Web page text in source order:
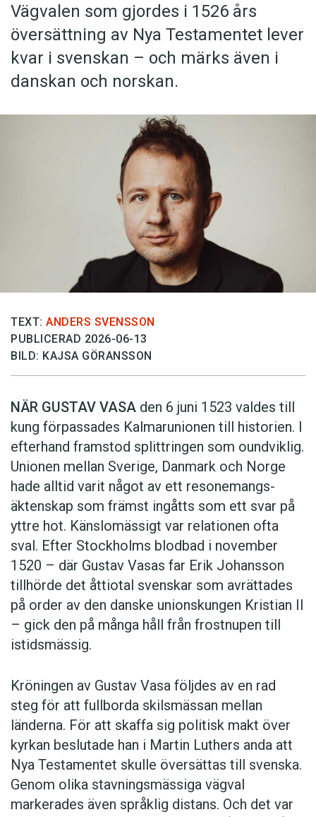
Vägvalen som gjordes i 1526 års
översättning av Nya Testamentet lever
kvar i svenskan – och märks även i
danskan och norskan.
TEXT: ANDERS SVENSSON
PUBLICERAD 2026-06-13
BILD: KAJSA GÖRANSSON
NÄR GUSTAV VASA den 6 juni 1523 ­valdes till
kung förpassades Kalmar­unionen till historien. I
efterhand framstod splittringen som ound­viklig.
­Unionen ­mellan Sverige, Danmark och ­Norge
hade alltid varit något av ett resonemangs­
äkten­skap som främst ingåtts som ett svar på
yttre hot. ­Känslomässigt var rela­tionen ofta
sval. Efter Stockholms blodbad i novem­ber
1520 – där Gustav ­Vasas far Erik ­Johans­son
tillhörde det åttiotal svenskar som avrättades
på order av den danske unionskungen Kristian II
– gick den på många håll från frostnupen till
istidsmässig.
Kröningen av Gustav Vasa följdes av en rad
steg för att fullborda skilsmässan mellan
länderna. För att skaffa sig politisk makt över
kyrkan beslutade han i Martin Luthers anda att
Nya Testamentet skulle översättas till svenska.
Genom olika stavningsmässiga vägval
markerades även språklig distans. Och det var